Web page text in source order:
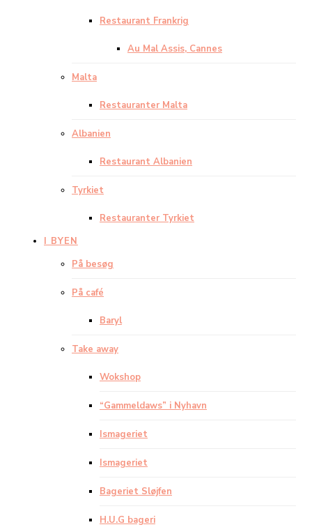
Restaurant Frankrig
Au Mal Assis, Cannes
Malta
Restauranter Malta
Albanien
Restaurant Albanien
Tyrkiet
Restauranter Tyrkiet
I BYEN
På besøg
På café
Baryl
Take away
Wokshop
“Gammeldaws” i Nyhavn
Ismageriet
Ismageriet
Bageriet Sløjfen
H.U.G bageri